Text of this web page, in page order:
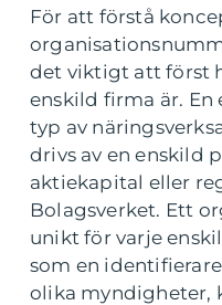
För att förstå
det viktigt att först
enskild firma är. En
typ av
drivs av en enskild
aktiekapital eller
Bolagsverket. Ett
unikt för varje
som en
olika myndigheter,